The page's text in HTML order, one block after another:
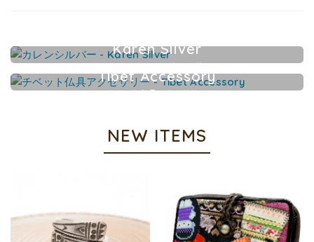
Karen Silver
カレンシルバーアクセサリー
Tibet Accessory
チベット仏具アクセサリー
NEW ITEMS